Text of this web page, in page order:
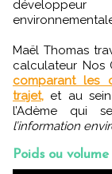
Maël Thomas
calculateur Nos
comparant les
trajet, et au
l’Adème qui
l’information
Poids ou